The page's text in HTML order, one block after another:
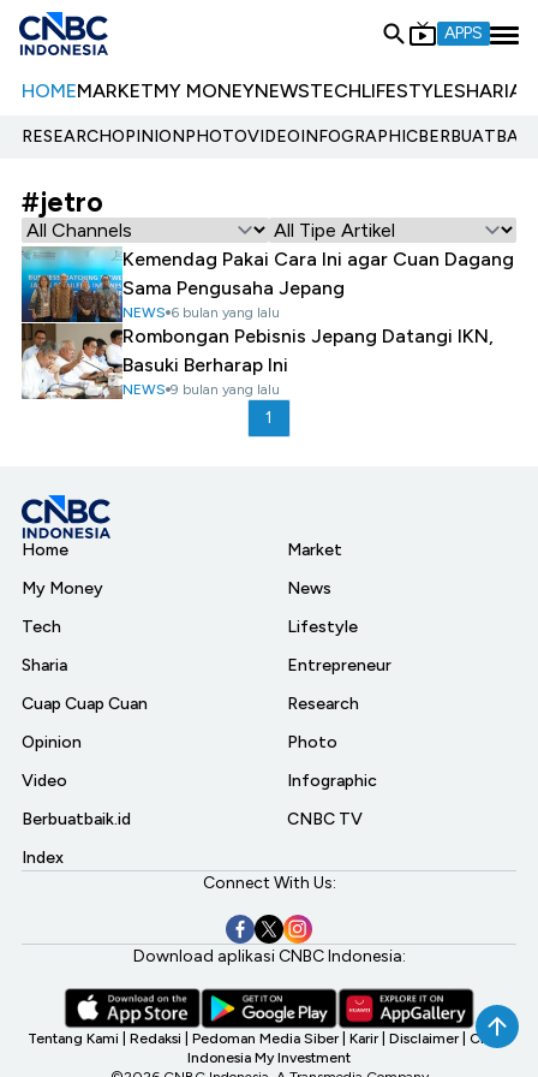
APPS
HOMEMARKETMY MONEYNEWSTECHLIFESTYLESHARIA
RESEARCHOPINIONPHOTOVIDEOINFOGRAPHIC
#jetro
Kemendag Pakai Cara Ini agar Cuan Dagang
Sama Pengusaha Jepang
NEWS 6 bulan yang lalu
Rombongan Pebisnis Jepang Datangi IKN,
Basuki Berharap Ini
NEWS 9 bulan yang lalu
1
Home
My Money
Tech
Sharia
Cuap Cuap Cuan
Opinion
Video
Berbuatbaik.id
Index
Market
News
Lifestyle
Entrepreneur
Research
Photo
Infographic
CNBC TV
Connect With Us:
Download aplikasi CNBC Indonesia:
Tentang Kami Redaksi Pedoman Media Siber Karir Disclaimer CNBC
Indonesia My Investment